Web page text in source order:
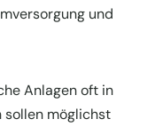
und
Anlagen oft in
sollen möglichst